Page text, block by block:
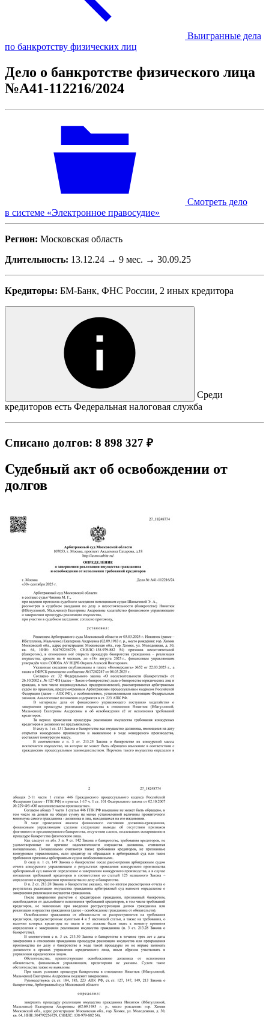
Выигранные дела
по банкротству физических лиц
Дело о банкротстве физического лица
№А41-112216/2024
Смотреть дело
в системе «Электронное правосудие»
Регион: Московская область
Длительность: 13.12.24 → 9 мес. → 30.09.25
Кредиторы: БМ-Банк, ФНС России, 2 иных кредитора
Среди
кредиторов есть Федеральная налоговая служба
Списано долгов: 8 898 327 ₽
Судебный акт об освобождении от
долгов